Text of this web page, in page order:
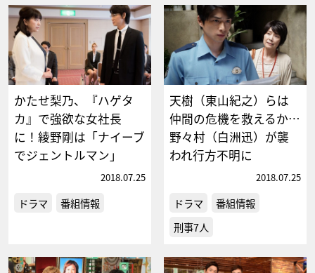
かたせ梨乃、『ハゲタ
カ』で強欲な女社長
に！綾野剛は「ナイーブ
でジェントルマン」
2018.07.25
ドラマ 番組情報
天樹（東山紀之）らは
仲間の危機を救えるか…
野々村（白洲迅）が襲
われ行方不明に
2018.07.25
ドラマ
番組情報
刑事7人